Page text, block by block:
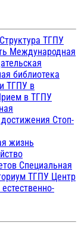
Структура ТГПУ
Международная
библиотека
ТГПУ в
в ТГПУ
Стоп-
жизнь
Специальная
ТГПУ Центр